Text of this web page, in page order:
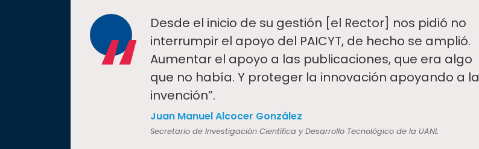
“
Desde el inicio de su gestión [el Rector] nos pidió no
interrumpir el apoyo del PAICYT, de hecho se amplió.
Aumentar el apoyo a las publicaciones, que era algo
que no había. Y proteger la innovación apoyando a la
invención”.
Juan Manuel Alcocer González
Secretario de Investigación Científica y Desarrollo Tecnológico de la UANL